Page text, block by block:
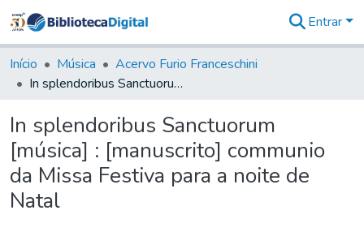
&
Coleções
Tudo na
Digital
Estatísticas
Entrar
Início Música
Acervo Furio Franceschini
In splendoribus Sanctuorum [música] : [manuscrito] communio da Missa Festiva para a noite de Natal
In splendoribus Sanctuorum
[música] : [manuscrito] communio
da Missa Festiva para a noite de
Natal